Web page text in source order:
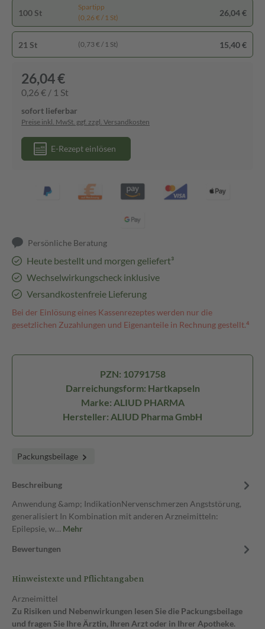
100 St
Spartipp
(0,26 € / 1 St)
26,04 €
21 St (0,73 € / 1 St) 15,40 €
26,04 €
0,26 € / 1 St
sofort lieferbar
Preise inkl. MwSt. ggf. zzgl. Versandkosten
E-Rezept einlösen
Persönliche Beratung
Heute bestellt und morgen geliefert³
Wechselwirkungscheck inklusive
Versandkostenfreie Lieferung
Bei der Einlösung eines Kassenrezeptes werden nur die
gesetzlichen Zuzahlungen und Eigenanteile in Rechnung gestellt.⁴
PZN: 10791758
Darreichungsform: Hartkapseln
Marke: ALIUD PHARMA
Hersteller: ALIUD Pharma GmbH
Packungsbeilage
Beschreibung
Anwendung &amp; IndikationNervenschmerzen Angststörung,
generalisiert In Kombination mit anderen Arzneimitteln:
Epilepsie, w… Mehr
Bewertungen
Hinweistexte und Pflichtangaben
Arzneimittel
Zu Risiken und Nebenwirkungen lesen Sie die Packungsbeilage
und fragen Sie Ihre Ärztin, Ihren Arzt oder in Ihrer Apotheke.